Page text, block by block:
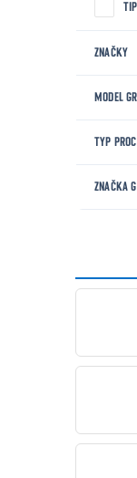
TIP
ZNAČKY
MODEL
TYP
ZNAČKA